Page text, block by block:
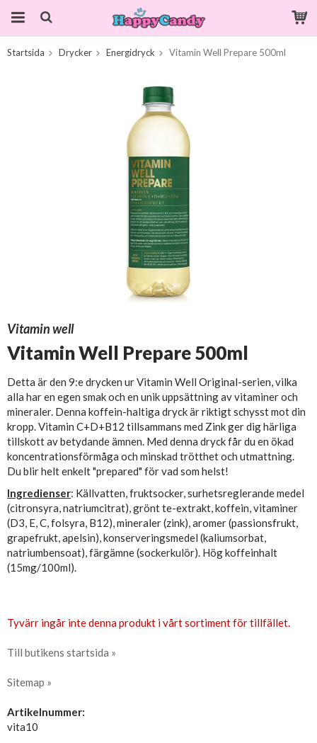
Startsida Drycker Energidryck Vitamin Well Prepare 500ml
Vitamin well
Vitamin Well Prepare 500ml
Detta är den 9:e drycken ur Vitamin Well Original-serien, vilka
alla har en egen smak och en unik uppsättning av vitaminer och
mineraler. Denna koffein-haltiga dryck är riktigt schysst mot din
kropp. Vitamin C+D+B12 tillsammans med Zink ger dig härliga
tillskott av betydande ämnen. Med denna dryck får du en ökad
koncentrationsförmåga och minskad trötthet och utmattning.
Du blir helt enkelt "prepared" för vad som helst!
Ingredienser: Källvatten, fruktsocker, surhetsreglerande medel
(citronsyra, natriumcitrat), grönt te-extrakt, koffein, vitaminer
(D3, E, C, folsyra, B12), mineraler (zink), aromer (passionsfrukt,
grapefrukt, apelsin), konserveringsmedel (kaliumsorbat,
natriumbensoat), färgämne (sockerkulör). Hög koffeinhalt
(15mg/100ml).
Tyvärr ingår inte denna produkt i vårt sortiment för tillfället.
Till butikens startsida »
Sitemap »
Artikelnummer:
vita10